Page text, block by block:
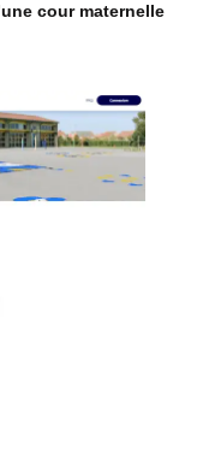
cour maternelle